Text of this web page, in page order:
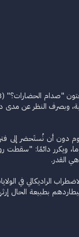
نظام عالمي جديد. وخلال العقود الثلاثة
دون أن نُستَحضر إلى
ويكرر دائمًا: "سقطت
القدر.
الراديكالي في
بطبيعة الحال